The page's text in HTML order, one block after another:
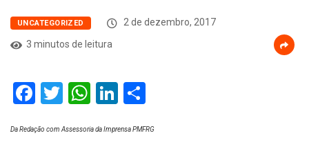
UNCATEGORIZED
2 de dezembro, 2017
3 minutos de leitura
Facebook
Twitter
WhatsApp
LinkedIn
Da Redação com Assessoria da Imprensa PMFRG